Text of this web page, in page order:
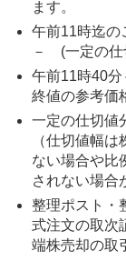
ます。
午前11時迄の
－ (一定の仕
午前11時40
終値の参考
一定の仕切値
（仕切値幅
ない場合や比
されない場合
整理ポスト・
式注文の取次
端株売却の取